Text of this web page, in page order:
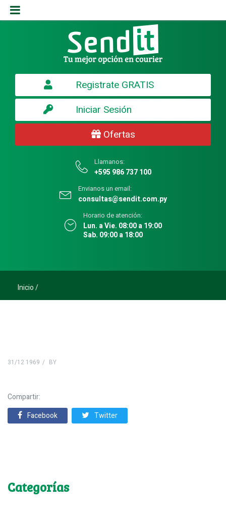
Registrate GRATIS
Iniciar Sesión
Ofertas
Llamanos:
+595 986 737 100
Envianos un email:
consultas@sendit.com.py
Horario de atención:
Lun. a Vie. 08:00 a 19:00
Sab. 09:00 a 18:00
Inicio
31/12 1969 BY
Compartir:
Facebook
Twitter
Categorías